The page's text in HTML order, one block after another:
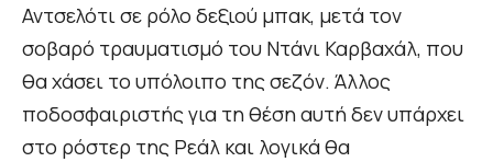
Αντσελότι σε ρόλο δεξιού μπακ, μετά τον
σοβαρό τραυματισμό του Ντάνι Καρβαχάλ, που
θα χάσει το υπόλοιπο της σεζόν. Άλλος
ποδοσφαιριστής για τη θέση αυτή δεν υπάρχει
στο ρόστερ της Ρεάλ και λογικά θα